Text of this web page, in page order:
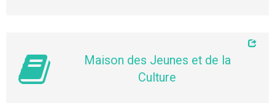
Maison des Jeunes et de la
Culture